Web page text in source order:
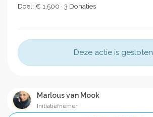
Doel: € 1.500 · 3 Donaties
Deze actie is gesloten
Marlous van Mook
Initiatiefnemer